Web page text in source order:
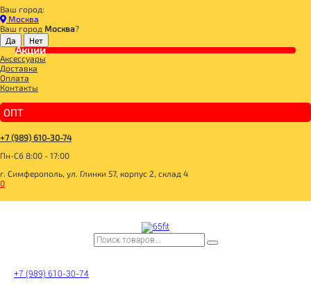
Ваш город:
Москва
Ваш город Москва?
Акции
Аксессуары
Доставка
Оплата
Контакты
ОПТ
+7 (989) 610-30-74
Пн-Сб 8:00 - 17:00
г. Симферополь, ул. Глинки 57, корпус 2, склад 4
0
+7 (989) 610-30-74
Главная
СПОРТИВНОЕ ПИТАНИЕ
ВИТАМИНЫ И МИНЕРАЛЫ
СПОРТИВНОЕ ПИТАНИЕ
Optimum System
PROPER VIT
ДЕТОКС
КАЗЕИН
ПРОБИОТИК
ИЗОЛЯТ
GABA